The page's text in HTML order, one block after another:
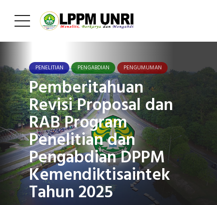
PENELITIAN PENGABDIAN PENGUMUMAN
Pemberitahuan
Revisi Proposal dan
RAB Program
Penelitian dan
Pengabdian DPPM
Kemendiktisaintek
Tahun 2025